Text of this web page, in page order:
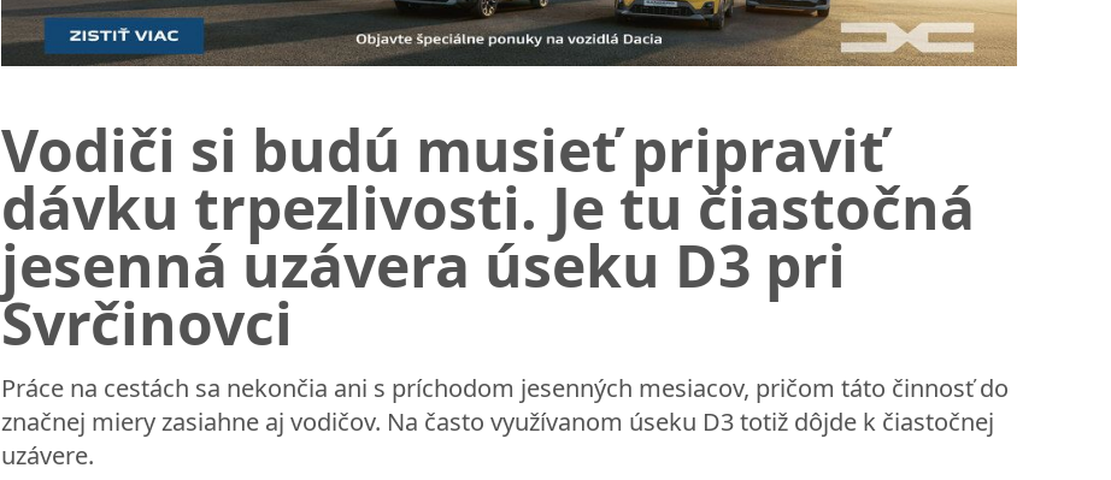
Vodiči si budú musieť pripraviť
dávku trpezlivosti. Je tu čiastočná
jesenná uzávera úseku D3 pri
Svrčinovci
Práce na cestách sa nekončia ani s príchodom jesenných mesiacov, pričom táto činnosť do
značnej miery zasiahne aj vodičov. Na často využívanom úseku D3 totiž dôjde k čiastočnej
uzávere.